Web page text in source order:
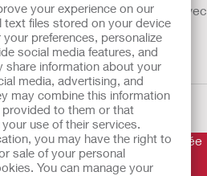
your experience on our
text files stored on your device
preferences, personalize
social media features, and
share information about your
media, advertising, and
may combine this information
provided to them or that
use of their services.
you may have the right to
sale of your personal
You can manage your
dans l’UE sont marqués avec
selon le besoin
de confidentialitéUtilisation des
stomathérapie est constituée
d’une stomie permettant le
de dispositifs médicaux